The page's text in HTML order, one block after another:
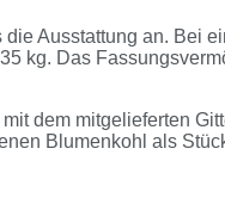
Ausstattung an. Bei
kg. Das
dem mitgelieferten
Blumenkohl als